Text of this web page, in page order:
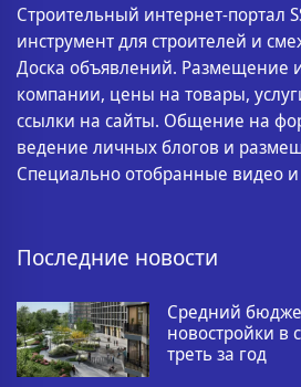
Строительный интернет-портал
инструмент для строителей и
Доска объявлений. Размещение
компании, цены на товары,
ссылки на сайты. Общение на
ведение личных блогов и
Специально отобранные видео и
Последние новости
Средний
новостройки в
треть за год